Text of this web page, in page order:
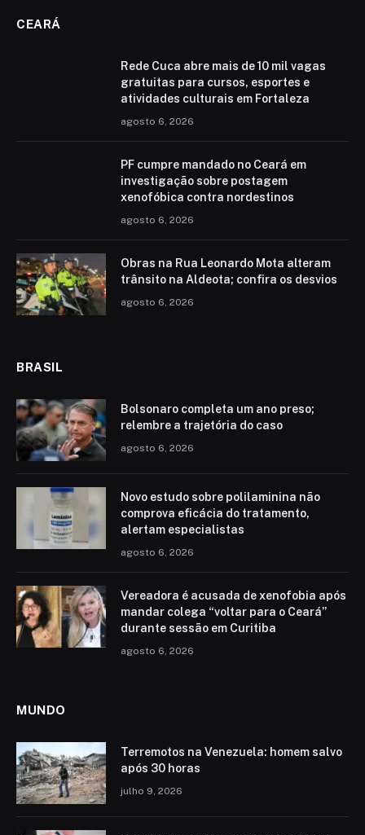
CEARÁ
Rede Cuca abre mais de 10 mil vagas
gratuitas para cursos, esportes e
atividades culturais em Fortaleza
agosto 6, 2026
PF cumpre mandado no Ceará em
investigação sobre postagem
xenofóbica contra nordestinos
agosto 6, 2026
Obras na Rua Leonardo Mota alteram
trânsito na Aldeota; confira os desvios
agosto 6, 2026
BRASIL
Bolsonaro completa um ano preso;
relembre a trajetória do caso
agosto 6, 2026
Novo estudo sobre polilaminina não
comprova eficácia do tratamento,
alertam especialistas
agosto 6, 2026
Vereadora é acusada de xenofobia após
mandar colega “voltar para o Ceará”
durante sessão em Curitiba
agosto 6, 2026
MUNDO
Terremotos na Venezuela: homem salvo
após 30 horas
julho 9, 2026